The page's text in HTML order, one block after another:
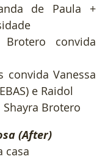
de Paula +
Brotero convida
convida Vanessa
e Raidol
Shayra Brotero
(After)
casa